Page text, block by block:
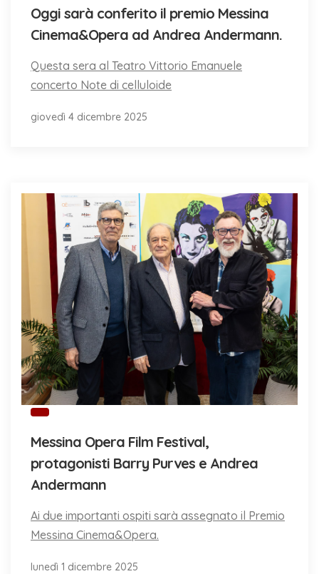
Oggi sarà conferito il premio Messina
Cinema&Opera ad Andrea Andermann.
Questa sera al Teatro Vittorio Emanuele
concerto Note di celluloide
giovedì 4 dicembre 2025
Messina Opera Film Festival,
protagonisti Barry Purves e Andrea
Andermann
Ai due importanti ospiti sarà assegnato il Premio
Messina Cinema&Opera.
lunedì 1 dicembre 2025